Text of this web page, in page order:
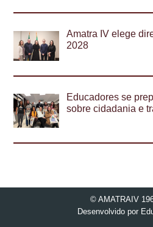
Amatra IV elege
2028
Educadores se
sobre cidadania e
© AMATRAIV
Desenvolvido por